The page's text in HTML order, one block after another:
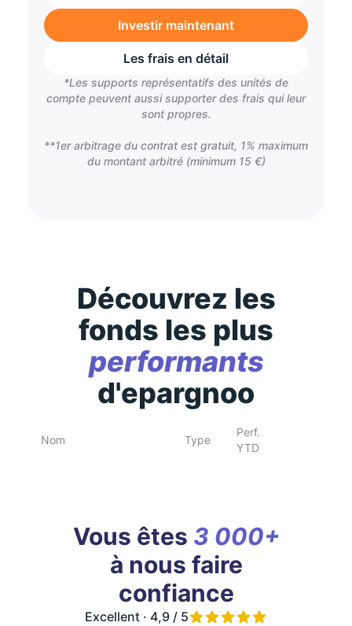
Investir maintenant
Les frais en détail
*Les supports représentatifs des unités de
compte peuvent aussi supporter des frais qui leur
sont propres.
**1er arbitrage du contrat est gratuit, 1% maximum
du montant arbitré (minimum 15 €)
Découvrez les
fonds les plus
performants
d'epargnoo
Nom Type
Perf.
YTD
Vous êtes 3 000+
à nous faire
confiance
Excellent · 4,9 / 5